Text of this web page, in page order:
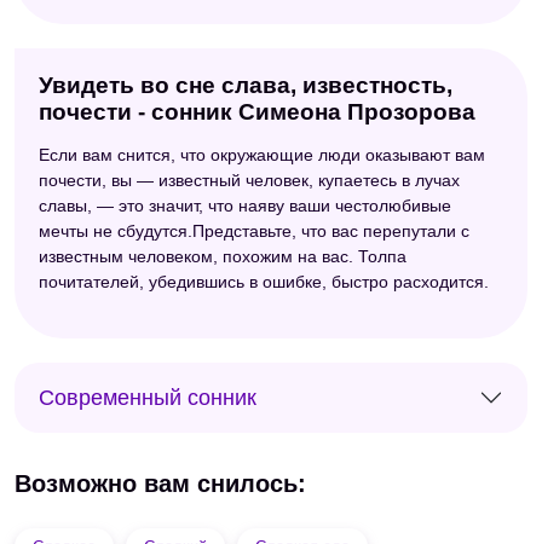
Увидеть во сне слава, известность,
почести - сонник Симеона Прозорова
Если вам снится, что окружающие люди оказывают вам
почести, вы — известный человек, купаетесь в лучах
славы, — это значит, что наяву ваши честолюбивые
мечты не сбудутся.Представьте, что вас перепутали с
известным человеком, похожим на вас. Толпа
почитателей, убедившись в ошибке, быстро расходится.
Современный сонник
Возможно вам снилось: